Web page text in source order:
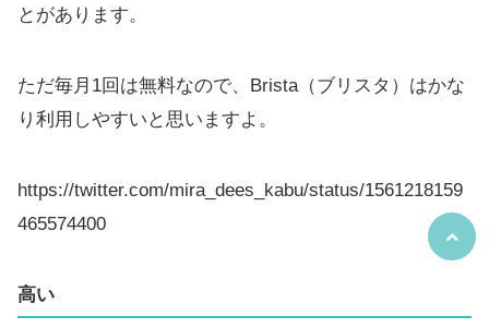
とがあります。
ただ毎月1回は無料なので、Brista（ブリスタ）はかな
り利用しやすいと思いますよ。
https://twitter.com/mira_dees_kabu/status/1561218159
465574400
高い